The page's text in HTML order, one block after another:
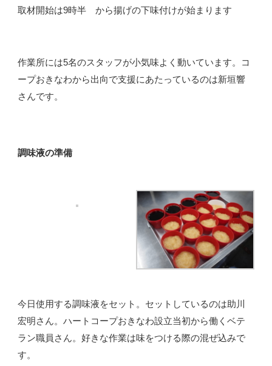
取材開始は9時半 から揚げの下味付けが始まります
作業所には5名のスタッフが小気味よく動いています。コ
ープおきなわから出向で支援にあたっているのは新垣響
さんです。
調味液の準備
今日使用する調味液をセット。セットしているのは助川
宏明さん。ハートコープおきなわ設立当初から働くベテ
ラン職員さん。好きな作業は味をつける際の混ぜ込みで
す。